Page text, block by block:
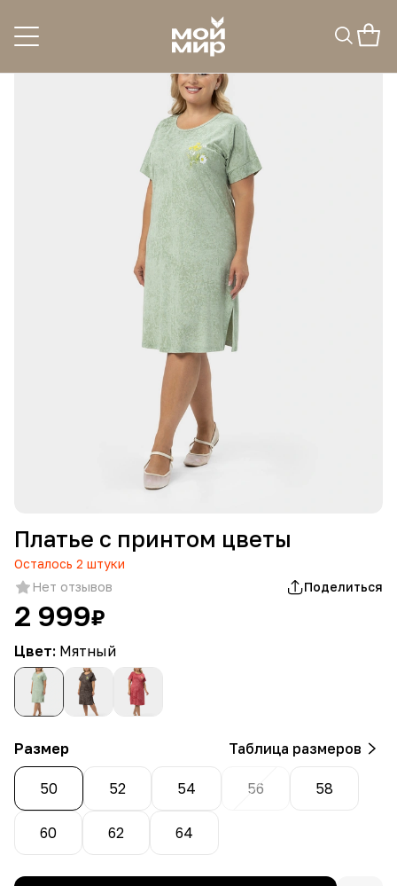
Платье с принтом цветы
Осталось 2 штуки
Нет отзывов
Поделиться
2 999₽
Цвет: Мятный
Размер Таблица размеров
50 52 54 56 58
60 62 64